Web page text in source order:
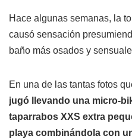
Hace algunas semanas, la
causó sensación
baño más osados y
En una de las tantas fotos
jugó llevando una micro-
taparrabos XXS extra
playa combinándola con